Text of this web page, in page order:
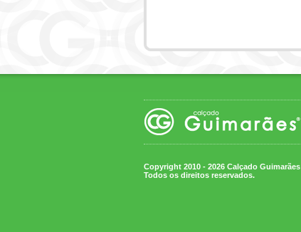
Copyright 2010 - 2026 Calçado Guimarães
Todos os direitos reservados.